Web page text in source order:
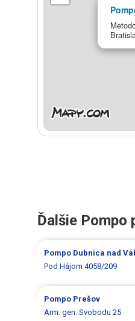
Ďalšie Pompo
Pompo Dubnica nad
Pod Hájom 4058/209
Pompo Prešov
Arm. gen. Svobodu 25